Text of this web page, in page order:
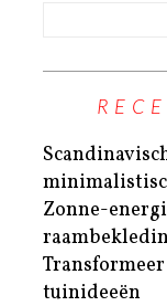
Zonne-
tuinideeën